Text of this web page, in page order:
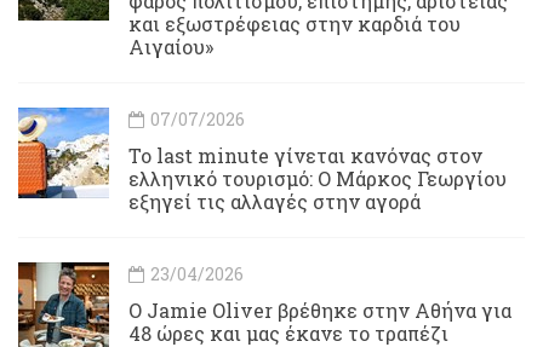
και εξωστρέφειας στην καρδιά του
Αιγαίου»
07/07/2026
Το last minute γίνεται κανόνας στον
ελληνικό τουρισμό: Ο Μάρκος Γεωργίου
εξηγεί τις αλλαγές στην αγορά
23/04/2026
Ο Jamie Oliver βρέθηκε στην Αθήνα για
48 ώρες και μας έκανε το τραπέζι